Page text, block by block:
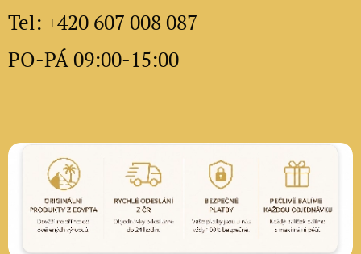
Tel: +420 607 008 087
PO-PÁ 09:00-15:00